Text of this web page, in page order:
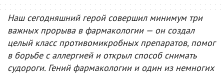
Наш сегодняшний герой совершил минимум три
важных прорыва в фармакологии — он создал
целый класс противомикробных препаратов, помог
в борьбе с аллергией и открыл способ снимать
судороги. Гений фармакологии и один из немногих